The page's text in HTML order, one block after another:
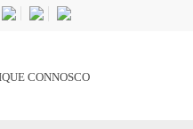
CONNOSCO